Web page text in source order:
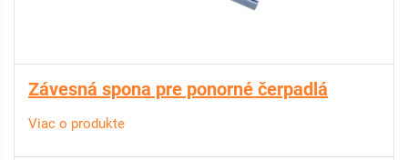
Závesná spona pre ponorné čerpadlá
Viac o produkte